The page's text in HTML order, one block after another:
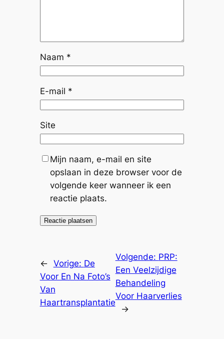
Naam *
E-mail *
Site
Mijn naam, e-mail en site
opslaan in deze browser voor de
volgende keer wanneer ik een
reactie plaats.
← Vorige: De
Voor En Na Foto’s
Van
Haartransplantatie
Volgende: PRP:
Een Veelzijdige
Behandeling
Voor Haarverlies
→